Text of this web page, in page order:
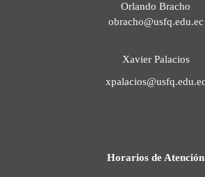
Orlando Bracho
obracho@usfq.edu.ec
Xavier Palacios
xpalacios@usfq.edu.ec
Horarios de Atención